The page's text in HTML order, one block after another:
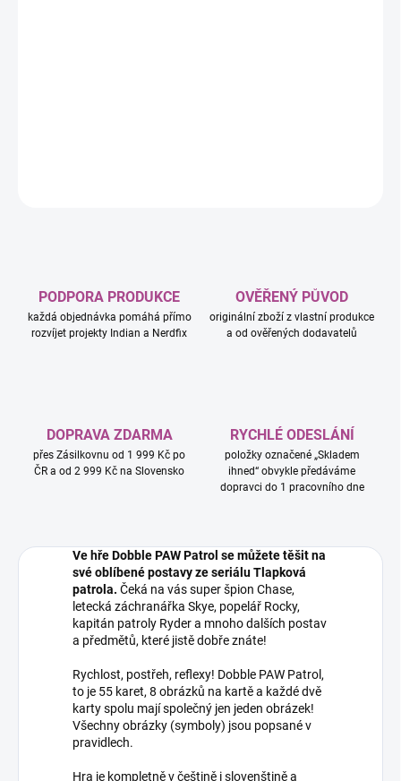
PODPORA PRODUKCE
každá objednávka pomáhá přímo
rozvíjet projekty Indian a Nerdfix
OVĚŘENÝ PŮVOD
originální zboží z vlastní produkce
a od ověřených dodavatelů
DOPRAVA ZDARMA
přes Zásilkovnu od 1 999 Kč po
ČR a od 2 999 Kč na Slovensko
RYCHLÉ ODESLÁNÍ
položky označené „Skladem
ihned“ obvykle předáváme
dopravci do 1 pracovního dne
Ve hře Dobble PAW Patrol se můžete těšit na
své oblíbené postavy ze seriálu Tlapková
patrola. Čeká na vás super špion Chase,
letecká záchranářka Skye, popelář Rocky,
kapitán patroly Ryder a mnoho dalších postav
a předmětů, které jistě dobře znáte!
Rychlost, postřeh, reflexy! Dobble PAW Patrol,
to je 55 karet, 8 obrázků na kartě a každé dvě
karty spolu mají společný jen jeden obrázek!
Všechny obrázky (symboly) jsou popsané v
pravidlech.
Hra je kompletně v češtině i slovenštině a